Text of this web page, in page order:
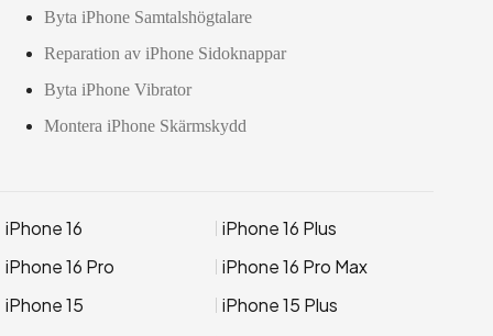
Byta iPhone Samtalshögtalare
Reparation av iPhone Sidoknappar
Byta iPhone Vibrator
Montera iPhone Skärmskydd
iPhone 16
iPhone 16 Plus
iPhone 16 Pro
iPhone 16 Pro Max
iPhone 15
iPhone 15 Plus